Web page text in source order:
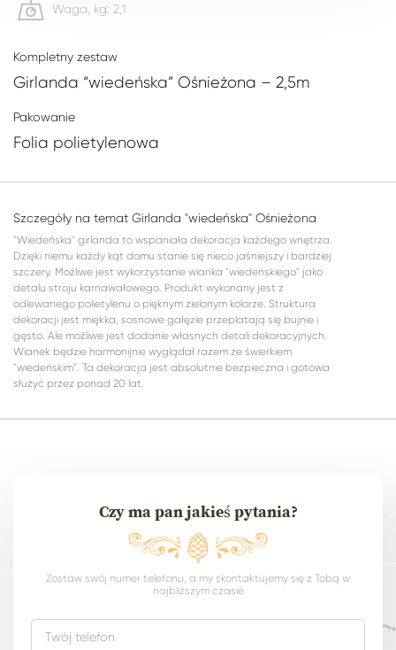
Waga, kg: 2,1
Kompletny zestaw
Girlanda “wiedeńska” Ośnieżona – 2,5m
Pakowanie
Folia polietylenowa
Szczegóły na temat Girlanda "wiedeńska" Ośnieżona
"Wiedeńska" girlanda to wspaniała dekoracja każdego wnętrza.
Dzięki niemu każdy kąt domu stanie się nieco jaśniejszy i bardziej
szczery. Możliwe jest wykorzystanie wianka "wiedeńskiego" jako
detalu stroju karnawałowego. Produkt wykonany jest z
odlewanego polietylenu o pięknym zielonym kolorze. Struktura
dekoracji jest miękka, sosnowe gałęzie przeplatają się bujnie i
gęsto. Ale możliwe jest dodanie własnych detali dekoracyjnych.
Wianek będzie harmonijnie wyglądał razem ze świerkiem
"wiedeńskim". Ta dekoracja jest absolutnie bezpieczna i gotowa
służyć przez ponad 20 lat.
Czy ma pan jakieś pytania?
Zostaw swój numer telefonu, a my skontaktujemy się z Tobą w
najbliższym czasie